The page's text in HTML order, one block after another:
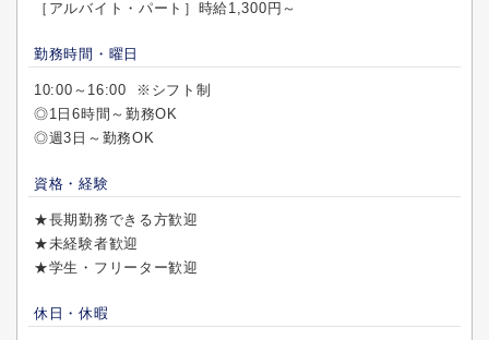
［アルバイト・パート］時給1,300円～
勤務時間・曜日
10:00～16:00 ※シフト制
◎1日6時間～勤務OK
◎週3日～勤務OK
資格・経験
★長期勤務できる方歓迎
★未経験者歓迎
★学生・フリーター歓迎
休日・休暇